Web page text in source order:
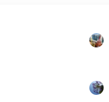
L
e
t
L
e